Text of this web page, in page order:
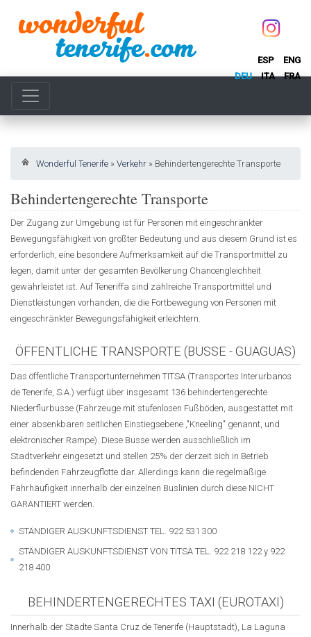
ESP
ENG
DEU
ITA FRA
Wonderful Tenerife » Verkehr » Behindertengerechte Transporte
Behindertengerechte Transporte
Der Zugang zur Umgebung ist für Personen mit eingeschränkter
Bewegungsfähigkeit von größter Bedeutung und aus diesem Grund ist es
erforderlich, eine besondere Aufmerksamkeit auf die Transportmittel zu
legen, damit unter der gesamten Bevölkerung Chancengleichheit
gewährleistet ist. Auf Teneriffa sind zahlreiche Transportmittel und
Dienstleistungen vorhanden, die die Fortbewegung von Personen mit
eingeschränkter Bewegungsfähigkeit erleichtern.
ÖFFENTLICHE TRANSPORTE (BUSSE - GUAGUAS)
Das öffentliche Transportunternehmen TITSA (Transportes Interurbanos
de Tenerife, S.A.) verfügt über insgesamt 136 behindertengerechte
Niederflurbusse (Fahrzeuge mit stufenlosen Fußböden, ausgestattet mit
einer absenkbaren seitlichen Einstiegsebene ,"Kneeling" genannt, und
elektronischer Rampe). Diese Busse werden ausschließlich im
Stadtverkehr eingesetzt und stellen 25% der derzeit sich in Betrieb
befindenden Fahrzeugflotte dar. Allerdings kann die regelmäßige
Fahrhäufigkeit innerhalb der einzelnen Buslinien durch diese NICHT
GARANTIERT werden.
STÄNDIGER AUSKUNFTSDIENST TEL. 922 531 300
STÄNDIGER AUSKUNFTSDIENST VON TITSA TEL. 922 218 122 y 922
218 400
BEHINDERTENGERECHTES TAXI (EUROTAXI)
Innerhalb der Städte Santa Cruz de Tenerife (Hauptstadt), La Laguna